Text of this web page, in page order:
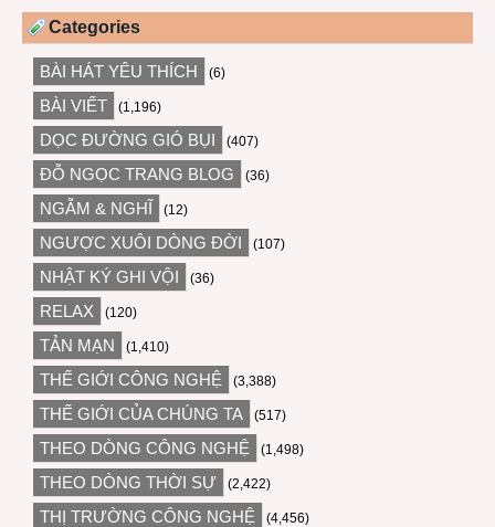
Categories
BÀI HÁT YÊU THÍCH (6)
BÀI VIẾT (1,196)
DỌC ĐƯỜNG GIÓ BỤI (407)
ĐỖ NGỌC TRANG BLOG (36)
NGẪM & NGHĨ (12)
NGƯỢC XUÔI DÒNG ĐỜI (107)
NHẬT KÝ GHI VỘI (36)
RELAX (120)
TẢN MẠN (1,410)
THẾ GIỚI CÔNG NGHỆ (3,388)
THẾ GIỚI CỦA CHÚNG TA (517)
THEO DÒNG CÔNG NGHỆ (1,498)
THEO DÒNG THỜI SỰ (2,422)
THỊ TRƯỜNG CÔNG NGHỆ (4,456)